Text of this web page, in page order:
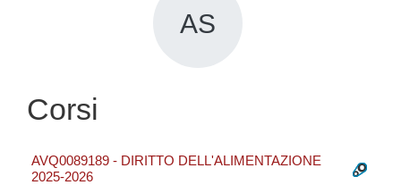
AS
Corsi
AVQ0089189 - DIRITTO DELL'ALIMENTAZIONE
2025-2026